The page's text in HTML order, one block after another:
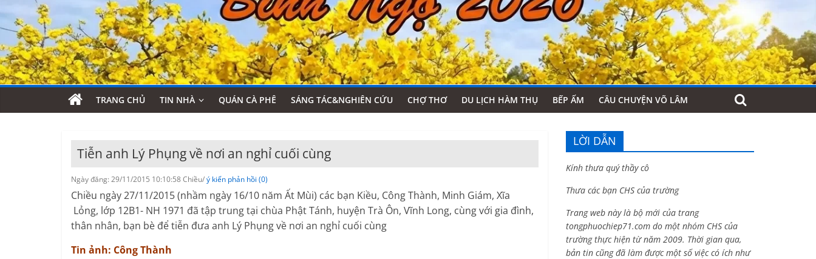
TRANG CHỦ TIN NHÀ QUÁN CÀ PHÊ SÁNG TÁC&NGHIÊN CỨU CHỢ THƠ DU LỊCH HÀM THỤ BẾP ẤM CÂU CHUYỆN VÕ LÂM
Tiễn anh Lý Phụng về nơi an nghỉ cuối cùng
Ngày đăng: 29/11/2015 10:10:58 Chiều/ý kiến phản hồi (0)
Chiều ngày 27/11/2015 (nhầm ngày 16/10 năm Ất Mùi) các bạn Kiều, Công Thành, Minh Giám, Xĩa
Lỏng, lớp 12B1- NH 1971 đã tập trung tại chùa Phật Tánh, huyện Trà Ôn, Vĩnh Long, cùng với gia đình,
thân nhân, bạn bè để tiễn đưa anh Lý Phụng về nơi an nghỉ cuối cùng
Tin ảnh: Công Thành
LỜI DẪN
Kính thưa quý thầy cô
Thưa các bạn CHS của trường
Trang web này là bộ mới của trang
tongphuochiep71.com do một nhóm CHS của
trường thực hiện từ năm 2009. Thời gian qua,
bản tin cũng đã làm được một số việc có ích như